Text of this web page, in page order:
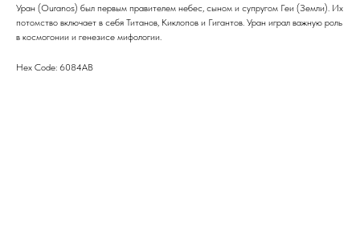
Уран (Ouranos) был первым правителем небес, сыном и супругом Геи (Земли). Их
потомство включает в себя Титанов, Киклопов и Гигантов. Уран играл важную роль
в космогонии и генезисе мифологии.
Hex Code: 6084AB